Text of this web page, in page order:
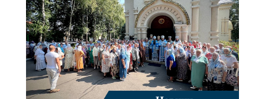
архіпастирському служінні. […]